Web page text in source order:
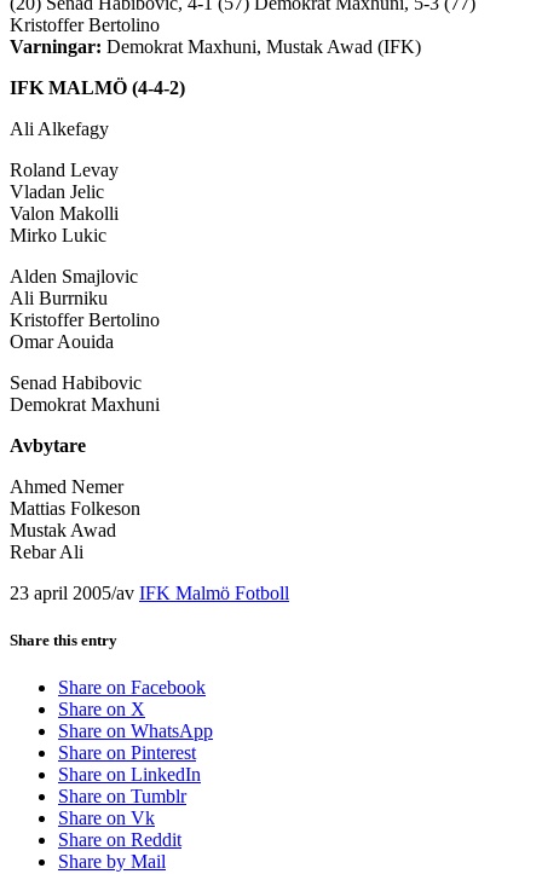
Kristoffer Bertolino
Varningar: Demokrat Maxhuni, Mustak Awad (IFK)
IFK MALMÖ (4-4-2)
Ali Alkefagy
Roland Levay
Vladan Jelic
Valon Makolli
Mirko Lukic
Alden Smajlovic
Ali Burrniku
Kristoffer Bertolino
Omar Aouida
Senad Habibovic
Demokrat Maxhuni
Avbytare
Ahmed Nemer
Mattias Folkeson
Mustak Awad
Rebar Ali
23 april 2005/av IFK Malmö Fotboll
Share this entry
Share on Facebook
Share on X
Share on WhatsApp
Share on Pinterest
Share on LinkedIn
Share on Tumblr
Share on Vk
Share on Reddit
Share by Mail